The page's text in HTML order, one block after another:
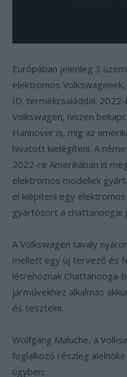
Európában jelenleg 3
elektromos
ID. termékcsaláddal.
Volkswagen, hiszen
Hannover is, míg az
hivatott kielégíteni. A
2022-re Amerikában is
elektromos modellek
el kiépíteni egy
gyártósort a chattanoogai
A Volkswagen tavaly
mellett egy új tervező és
létrehoznak Chattanooga-
járművekhez alkalmas
és tesztelni.
Wolfgang Maluche, a
foglalkozó részleg
ügyben: